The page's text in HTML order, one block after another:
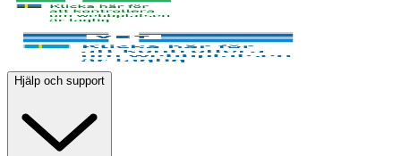
Hjälp och support